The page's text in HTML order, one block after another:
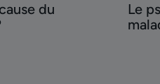
du
:
Le